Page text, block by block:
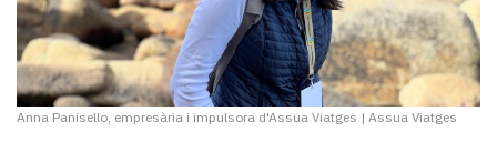
Anna Panisello, empresària i impulsora d'Assua Viatges | Assua Viatges